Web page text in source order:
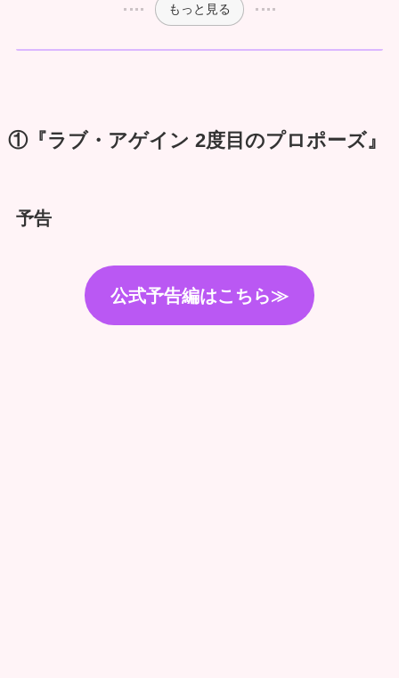
もっと見る
①『ラブ・アゲイン 2度目のプロポーズ』
予告
公式予告編はこちら≫